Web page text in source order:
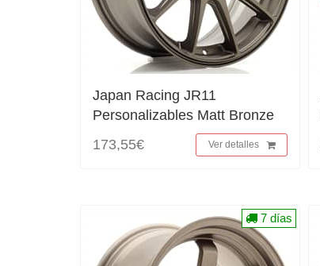
Japan Racing JR11
Personalizables Matt Bronze
173,55€
Ver detalles
7 días